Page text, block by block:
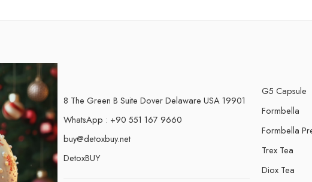
8 The Green B Suite Dover Delaware USA 19901
WhatsApp : +90 551 167 9660
buy@detoxbuy.net
DetoxBUY
G5 Capsule
Formbella
Formbella
Trex Tea
Diox Tea